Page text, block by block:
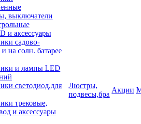
выключатели
и аксессуары
садово-
на солн. батарее
и лампы LED
светодиод.для
трековые,
и аксессуары
Люстры,
подвесы,бра
Акции